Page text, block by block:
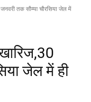
तक सौम्या चौरसिया जेल में
जेल में ही